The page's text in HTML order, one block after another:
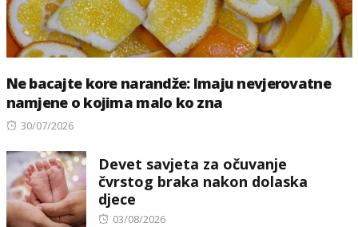
Ne bacajte kore narandže: Imaju nevjerovatne
namjene o kojima malo ko zna
Posted
30/07/2026
Devet savjeta za očuvanje
čvrstog braka nakon dolaska
djece
Posted
03/08/2026